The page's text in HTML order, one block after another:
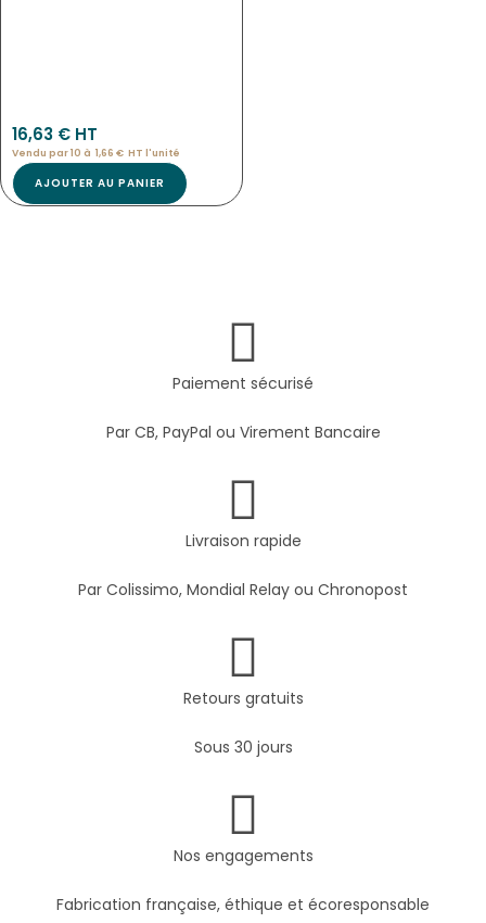
16,63 € HT
Vendu par 10 à 1,66 € HT l'unité
AJOUTER AU PANIER
Paiement sécurisé
Par CB, PayPal ou Virement Bancaire
Livraison rapide
Par Colissimo, Mondial Relay ou Chronopost
Retours gratuits
Sous 30 jours
Nos engagements
Fabrication française, éthique et écoresponsable